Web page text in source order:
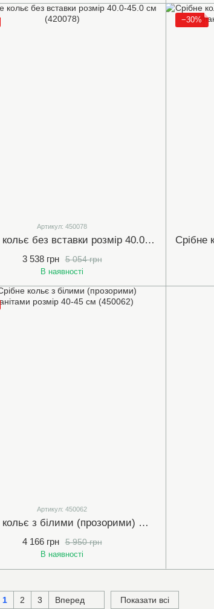
Артикул: 450078
Срібне кольє без вставки розмір 40.0-45.0 см (420078)
5 054 грн
3 538 грн
В наявності
−30%
Артикул: 450062
Срібне кольє з білими (прозорими) фіанітами розмір 40-45 см (450062)
5 950 грн
4 166 грн
В наявності
1 2 3 Вперед Показати всі